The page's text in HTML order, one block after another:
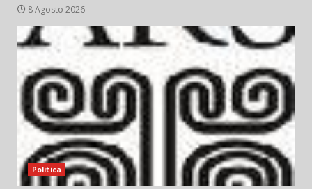
8 Agosto 2026
Politica